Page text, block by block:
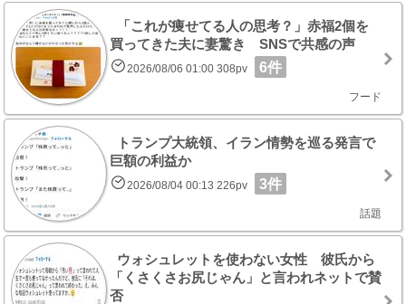
「これが痩せてる人の思考？」赤福2個を
買ってきた夫に妻驚き SNSで共感の声
2026/08/06 01:00 308pv 6件
フード
トランプ大統領、イラン情勢を巡る発言で
巨額の利益か
2026/08/04 00:13 226pv 3件
話題
ウォシュレットを使わない女性 彼氏から
「くさくさお尻じゃん」と言われネットで賛
否